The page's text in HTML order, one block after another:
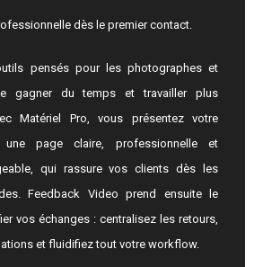
dès le premier contact.
pensés pour les photographes et
gagner du temps et travailler plus
Matériel Pro, vous présentez votre
une page claire, professionnelle et
qui rassure vos clients dès les
Feedback Video prend ensuite le
vos échanges : centralisez les retours,
et fluidifiez tout votre workflow.